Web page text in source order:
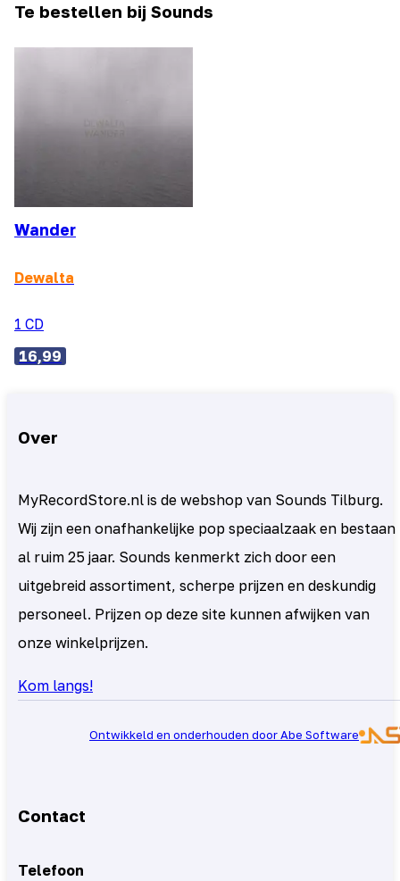
Te bestellen bij Sounds
Wander
Dewalta
1 CD
16,99
Over
MyRecordStore.nl is de webshop van Sounds Tilburg.
Wij zijn een onafhankelijke pop speciaalzaak en bestaan
al ruim 25 jaar. Sounds kenmerkt zich door een
uitgebreid assortiment, scherpe prijzen en deskundig
personeel. Prijzen op deze site kunnen afwijken van
onze winkelprijzen.
Kom langs!
Ontwikkeld en onderhouden door Abe Software
Contact
Telefoon